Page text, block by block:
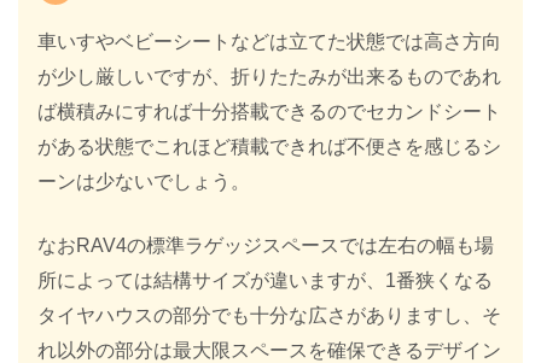
車いすやベビーシートなどは立てた状態では高さ方向
が少し厳しいですが、折りたたみが出来るものであれ
ば横積みにすれば十分搭載できるのでセカンドシート
がある状態でこれほど積載できれば不便さを感じるシ
ーンは少ないでしょう。
なおRAV4の標準ラゲッジスペースでは左右の幅も場
所によっては結構サイズが違いますが、1番狭くなる
タイヤハウスの部分でも十分な広さがありますし、そ
れ以外の部分は最大限スペースを確保できるデザイン